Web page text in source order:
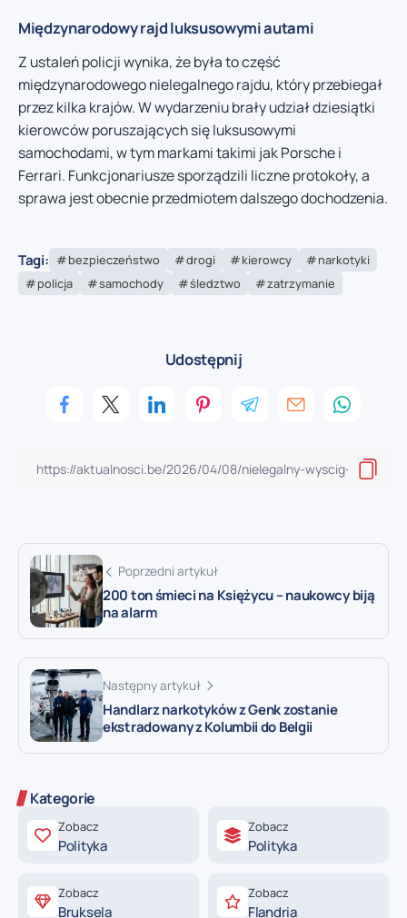
Międzynarodowy rajd luksusowymi autami
Z ustaleń policji wynika, że była to część
międzynarodowego nielegalnego rajdu, który przebiegał
przez kilka krajów. W wydarzeniu brały udział dziesiątki
kierowców poruszających się luksusowymi
samochodami, w tym markami takimi jak Porsche i
Ferrari. Funkcjonariusze sporządzili liczne protokoły, a
sprawa jest obecnie przedmiotem dalszego dochodzenia.
Tagi: bezpieczeństwo drogi kierowcy
narkotyki
policja
samochody śledztwo zatrzymanie
Udostępnij
Poprzedni artykuł
200 ton śmieci na Księżycu – naukowcy biją
na alarm
Następny artykuł
Handlarz narkotyków z Genk zostanie
ekstradowany z Kolumbii do Belgii
Kategorie
Zobacz
Polityka
Zobacz
Polityka
Zobacz
Bruksela
Zobacz
Flandria